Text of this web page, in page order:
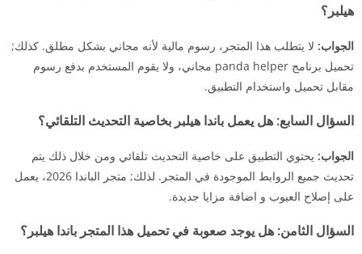
هيلبر؟
الجواب: لا يتطلب هذا المتجر، رسوم مالية لأنه مجاني بشكل مطلق. كذلك;
تحميل برنامج panda helper مجاني، ولا يقوم المستخدم بدفع رسوم
مقابل تحميل واستخدام التطبيق.
السؤال السابع: هل يعمل باندا هيلبر بخاصية التحديث التلقائي؟
الجواب: يحتوي التطبيق على خاصية التحديث تلقائي ومن خلال ذلك يتم
تحديث جميع الروابط الموجودة في المتجر. لذلك; متجر الباندا 2026، يعمل
على إصلاح العيوب و اضافة مزايا جديدة.
السؤال الثامن: هل يوجد صعوبة في تحميل هذا المتجر باندا هيلبر؟